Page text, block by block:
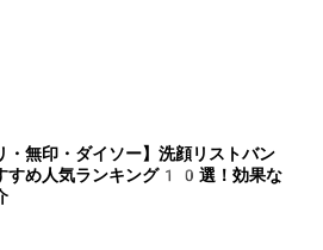
・無印・ダイソー】洗顔リストバン
すめ人気ランキング10選！効果な